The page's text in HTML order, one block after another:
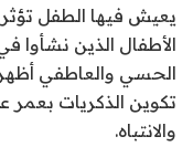
يعيش فيها الطفل
الأطفال الذين نشأوا
الحسي والعاطفي
تكوين الذكريات بعمر
والانتباه.